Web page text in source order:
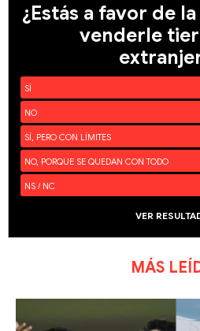
¿Estás a favor de
venderle
SÍ
NO
SÍ, PERO CON LÍMITES
NO, PORQUE SE QUEDAN CON TODO
NS / NC
VER
MÁS